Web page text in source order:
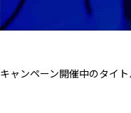
キャンペーン開催中のタイト